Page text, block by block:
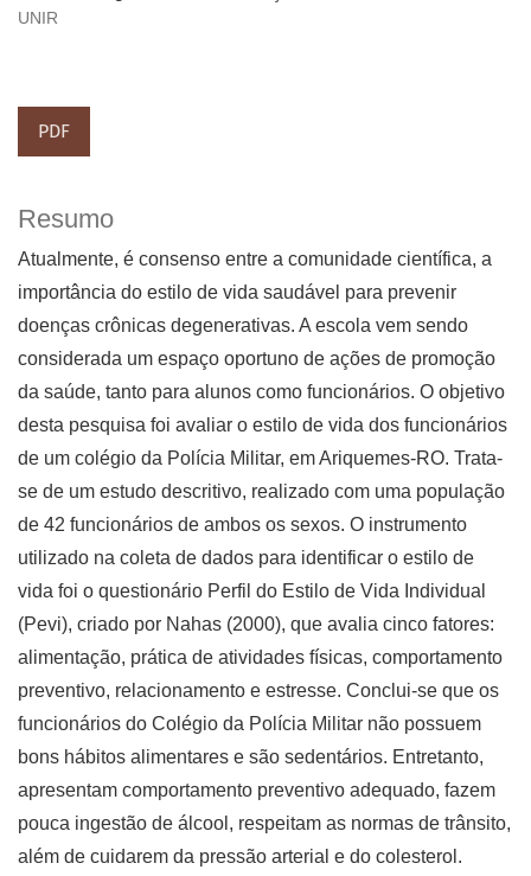
UNIR
PDF
Resumo
Atualmente, é consenso entre a comunidade científica, a
importância do estilo de vida saudável para prevenir
doenças crônicas degenerativas. A escola vem sendo
considerada um espaço oportuno de ações de promoção
da saúde, tanto para alunos como funcionários. O objetivo
desta pesquisa foi avaliar o estilo de vida dos funcionários
de um colégio da Polícia Militar, em Ariquemes-RO. Trata-
se de um estudo descritivo, realizado com uma população
de 42 funcionários de ambos os sexos. O instrumento
utilizado na coleta de dados para identificar o estilo de
vida foi o questionário Perfil do Estilo de Vida Individual
(Pevi), criado por Nahas (2000), que avalia cinco fatores:
alimentação, prática de atividades físicas, comportamento
preventivo, relacionamento e estresse. Conclui-se que os
funcionários do Colégio da Polícia Militar não possuem
bons hábitos alimentares e são sedentários. Entretanto,
apresentam comportamento preventivo adequado, fazem
pouca ingestão de álcool, respeitam as normas de trânsito,
além de cuidarem da pressão arterial e do colesterol.